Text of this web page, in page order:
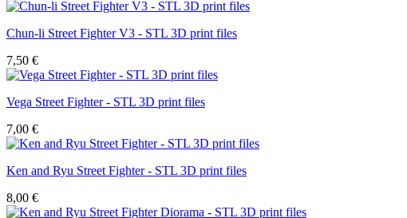
Chun-li Street Fighter V3 - STL 3D print files
7,50 €
Vega Street Fighter - STL 3D print files
7,00 €
Ken and Ryu Street Fighter - STL 3D print files
8,00 €